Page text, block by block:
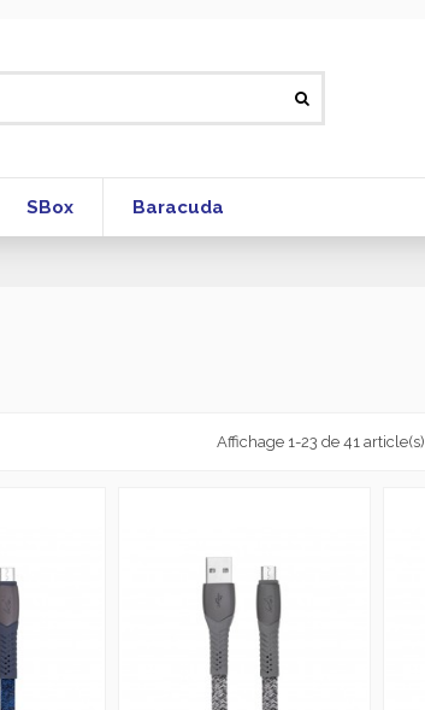
SBox Baracuda
Affichage 1-23 de 41 article(s)